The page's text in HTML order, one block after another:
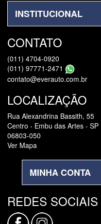
INSTITUCIONAL
CONTATO
(011) 4704-0920
(011) 97771-2471
contato@everauto.com.br
LOCALIZAÇÃO
Rua Alexandrina Bassith, 55
Centro - Embu das Artes - SP
06803-050
Ver Mapa
MINHA CONTA
REDES SOCIAIS